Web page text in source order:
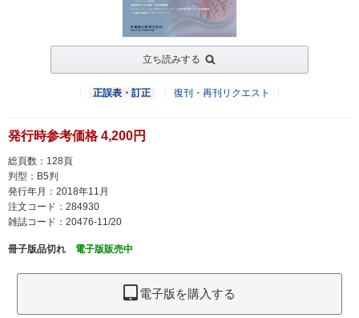
立ち読みする
正誤表・訂正 復刊・再刊リクエスト
発行時参考価格 4,200円
総頁数：128頁
判型：B5判
発行年月：2018年11月
注文コード：284930
雑誌コード：20476-11/20
冊子版品切れ 電子版販売中
電子版を購入する